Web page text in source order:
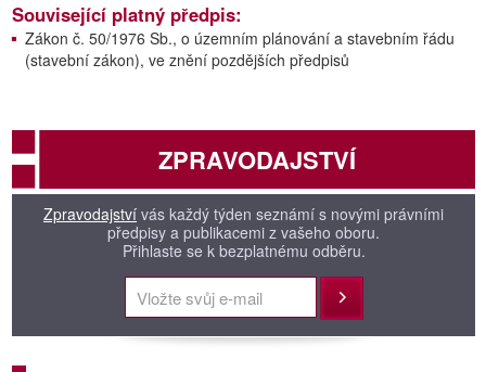
Související platný předpis:
Zákon č. 50/1976 Sb., o územním plánování a stavebním řádu
(stavební zákon), ve znění pozdějších předpisů
ZPRAVODAJSTVÍ
Zpravodajství vás každý týden seznámí s novými právními
předpisy a publikacemi z vašeho oboru.
Přihlaste se k bezplatnému odběru.
Přihlásit